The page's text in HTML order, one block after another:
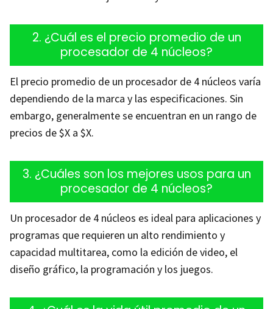
2. ¿Cuál es el precio promedio de un
procesador de 4 núcleos?
El precio promedio de un procesador de 4 núcleos varía
dependiendo de la marca y las especificaciones. Sin
embargo, generalmente se encuentran en un rango de
precios de $X a $X.
3. ¿Cuáles son los mejores usos para un
procesador de 4 núcleos?
Un procesador de 4 núcleos es ideal para aplicaciones y
programas que requieren un alto rendimiento y
capacidad multitarea, como la edición de video, el
diseño gráfico, la programación y los juegos.